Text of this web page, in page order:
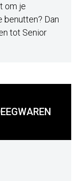
om je
benutten? Dan
tot Senior